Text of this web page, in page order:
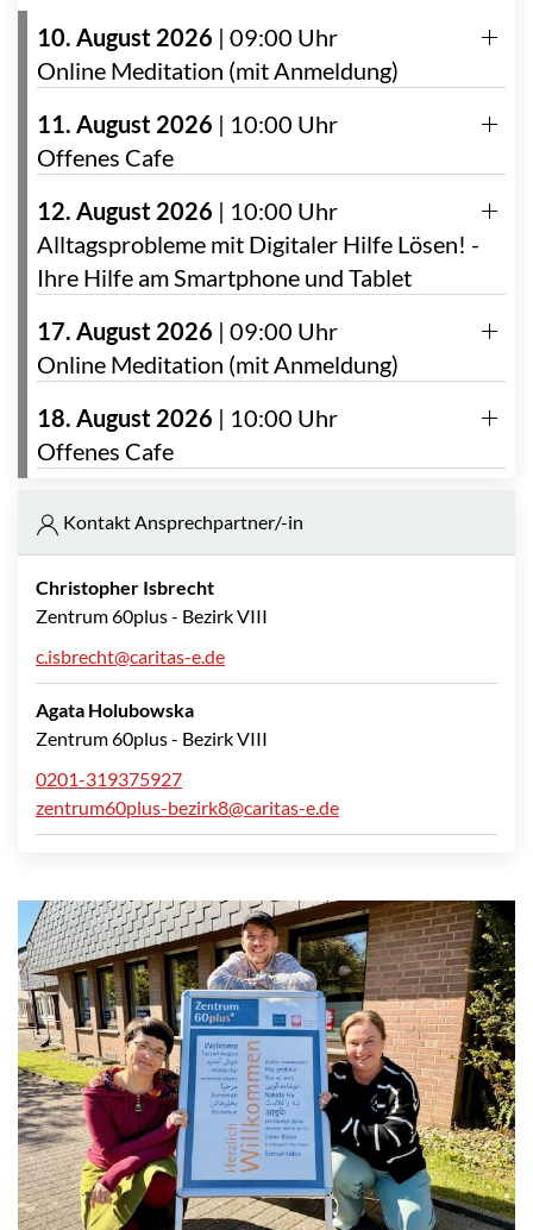
10. August 2026 | 09:00 Uhr
Online Meditation (mit Anmeldung)
11. August 2026 | 10:00 Uhr
Offenes Cafe
12. August 2026 | 10:00 Uhr
Alltagsprobleme mit Digitaler Hilfe Lösen! -
Ihre Hilfe am Smartphone und Tablet
17. August 2026 | 09:00 Uhr
Online Meditation (mit Anmeldung)
18. August 2026 | 10:00 Uhr
Offenes Cafe
Kontakt Ansprechpartner/-in
Christopher Isbrecht
Zentrum 60plus - Bezirk VIII
c.isbrecht@caritas-e.de
Agata Holubowska
Zentrum 60plus - Bezirk VIII
0201-319375927
zentrum60plus-bezirk8@caritas-e.de